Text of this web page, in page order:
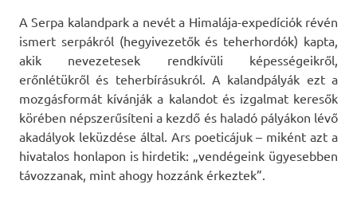
A Serpa kalandpark a nevét a Himalája-expedíciók révén
ismert serpákról (hegyivezetők és teherhordók) kapta,
akik nevezetesek rendkívüli képességeikről,
erőnlétükről és teherbírásukról. A kalandpályák ezt a
mozgásformát kívánják a kalandot és izgalmat keresők
körében népszerűsíteni a kezdő és haladó pályákon lévő
akadályok leküzdése által. Ars poeticájuk – miként azt a
hivatalos honlapon is hirdetik: „vendégeink ügyesebben
távozzanak, mint ahogy hozzánk érkeztek”.